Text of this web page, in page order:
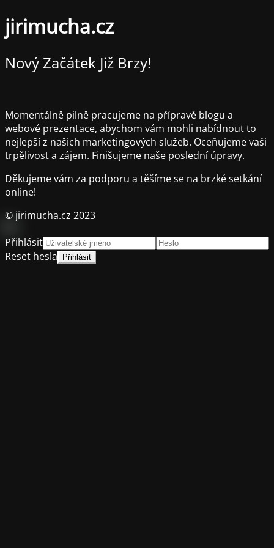
jirimucha.cz
Nový Začátek Již Brzy!
Momentálně pilně pracujeme na přípravě blogu a
webové prezentace, abychom vám mohli nabídnout to
nejlepší z našich marketingových služeb. Oceňujeme vaši
trpělivost a zájem. Finišujeme naše poslední úpravy.
Děkujeme vám za podporu a těšíme se na brzké setkání
online!
© jirimucha.cz 2023
Přihlásit
Reset hesla